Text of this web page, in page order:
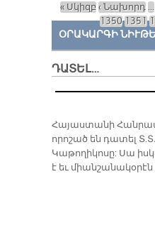
Էջեր
« Սկիզբ‹ Նախորդ …
13501351
ՕՐԱԿԱՐԳԻ
ԴԱՏԵԼ…
​Հայաստանի
որոշած են դատել
Կաթողիկոսը: Սա
է եւ